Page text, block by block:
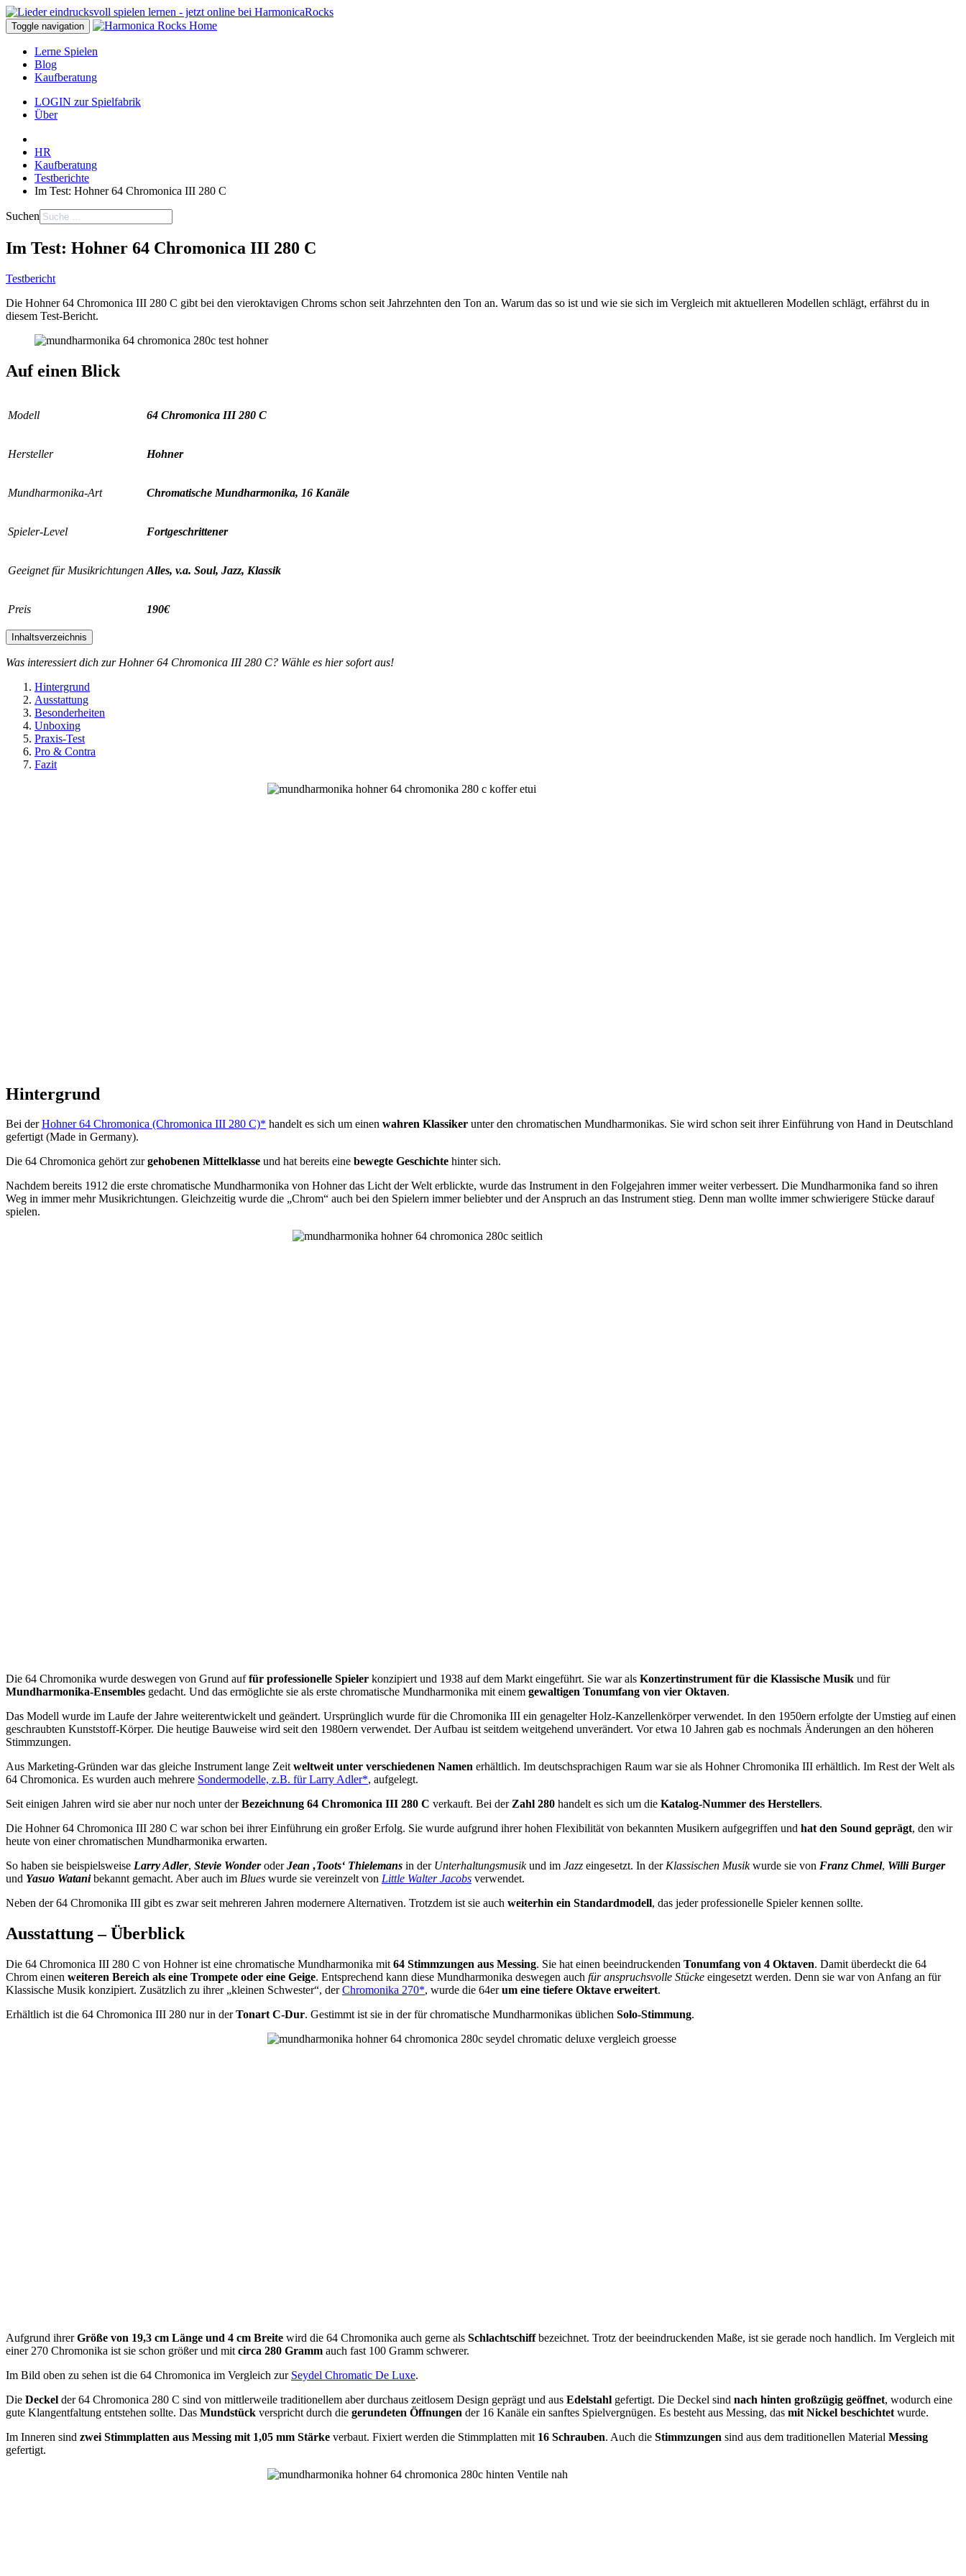
Toggle navigation
Lerne Spielen
Blog
Kaufberatung
LOGIN zur Spielfabrik
Über
HR
Kaufberatung
Testberichte
Im Test: Hohner 64 Chromonica III 280 C
Suchen
Im Test: Hohner 64 Chromonica III 280 C
Testbericht
Die Hohner 64 Chromonica III 280 C gibt bei den vieroktavigen Chroms schon seit Jahrzehnten den Ton an. Warum das so ist und wie sie sich im Vergleich mit aktuelleren Modellen schlägt, erfährst du in
diesem Test-Bericht.
Auf einen Blick
Modell 64 Chromonica III 280 C
Hersteller Hohner
Mundharmonika-Art Chromatische Mundharmonika, 16 Kanäle
Spieler-Level Fortgeschrittener
Geeignet für Musikrichtungen Alles, v.a. Soul, Jazz, Klassik
Preis 190€
Inhaltsverzeichnis
Was interessiert dich zur Hohner 64 Chromonica III 280 C? Wähle es hier sofort aus!
Hintergrund
Ausstattung
Besonderheiten
Unboxing
Praxis-Test
Pro & Contra
Fazit
Hintergrund
Bei derHohner 64 Chromonica (Chromonica III 280 C)* handelt es sich um einen wahren Klassiker unter den chromatischen Mundharmonikas. Sie wird schon seit ihrer Einführung von Hand in Deutschland
gefertigt (Made in Germany).
Die 64 Chromonica gehört zurgehobenen Mittelklasse und hat bereits eine bewegte Geschichte hinter sich.
Nachdem bereits 1912 die erste chromatische Mundharmonika von Hohner das Licht der Welt erblickte, wurde das Instrument in den Folgejahren immer weiter verbessert. Die Mundharmonika fand so ihren
Weg in immer mehr Musikrichtungen. Gleichzeitig wurde die „Chrom“ auch bei den Spielern immer beliebter und der Anspruch an das Instrument stieg. Denn man wollte immer schwierigere Stücke darauf
spielen.
Die 64 Chromonika wurde deswegen von Grund auffür professionelle Spieler konzipiert und 1938 auf dem Markt eingeführt. Sie war als Konzertinstrument für die Klassische Musik und für
Mundharmonika-Ensembles gedacht. Und das ermöglichte sie als erste chromatische Mundharmonika mit einem gewaltigen Tonumfang von vier Oktaven.
Das Modell wurde im Laufe der Jahre weiterentwickelt und geändert. Ursprünglich wurde für die Chromonika III ein genagelter Holz-Kanzellenkörper verwendet. In den 1950ern erfolgte der Umstieg auf einen
geschraubten Kunststoff-Körper. Die heutige Bauweise wird seit den 1980ern verwendet. Der Aufbau ist seitdem weitgehend unverändert. Vor etwa 10 Jahren gab es nochmals Änderungen an den höheren
Stimmzungen.
Aus Marketing-Gründen war das gleiche Instrument lange Zeitweltweit unter verschiedenen Namen erhältlich. Im deutschsprachigen Raum war sie als Hohner Chromonika III erhältlich. Im Rest der Welt als
64 Chromonica. Es wurden auch mehrere Sondermodelle, z.B. für Larry Adler*, aufgelegt.
Seit einigen Jahren wird sie aber nur noch unter derBezeichnung 64 Chromonica III 280 C verkauft. Bei derZahl 280 handelt es sich um die Katalog-Nummer des Herstellers.
Die Hohner 64 Chromonica III 280 C war schon bei ihrer Einführung ein großer Erfolg. Sie wurde aufgrund ihrer hohen Flexibilität von bekannten Musikern aufgegriffen und hat den Sound geprägt, den wir
heute von einer chromatischen Mundharmonika erwarten.
So haben sie beispielsweise Larry Adler, Stevie WonderoderJean ‚Toots‘ Thielemans in der Unterhaltungsmusikund im Jazz eingesetzt. In derKlassischen Musikwurde sie von Franz Chmel, Willi Burger
und Yasuo Watanibekannt gemacht. Aber auch im Blues wurde sie vereinzelt von Little Walter Jacobs verwendet.
Neben der 64 Chromonika III gibt es zwar seit mehreren Jahren modernere Alternativen. Trotzdem ist sie auch weiterhin ein Standardmodell, das jeder professionelle Spieler kennen sollte.
Ausstattung – Überblick
Die 64 Chromonica III 280 C von Hohner ist eine chromatische Mundharmonika mit 64 Stimmzungen aus Messing. Sie hat einen beeindruckenden Tonumfang von 4 Oktaven. Damit überdeckt die 64
Chrom einen weiteren Bereich als eine Trompete oder eine Geige. Entsprechend kann diese Mundharmonika deswegen auch für anspruchsvolle Stücke eingesetzt werden. Denn sie war von Anfang an für
Klassische Musik konzipiert. Zusätzlich zu ihrer „kleinen Schwester“, derChromonika 270*, wurde die 64erum eine tiefere Oktave erweitert.
Erhältlich ist die 64 Chromonica III 280 nur in derTonart C-Dur. Gestimmt ist sie in der für chromatische Mundharmonikas üblichen Solo-Stimmung.
Aufgrund ihrerGröße von 19,3 cm Länge und 4 cm Breite wird die 64 Chromonika auch gerne als Schlachtschiffbezeichnet. Trotz der beeindruckenden Maße, ist sie gerade noch handlich. Im Vergleich mit
einer 270 Chromonika ist sie schon größer und mit circa 280 Gramm auch fast 100 Gramm schwerer.
Im Bild oben zu sehen ist die 64 Chromonica im Vergleich zur Seydel Chromatic De Luxe.
Die Deckel der 64 Chromonica 280 C sind von mittlerweile traditionellem aber durchaus zeitlosem Design geprägt und aus Edelstahl gefertigt. Die Deckel sind nach hinten großzügig geöffnet, wodurch eine
gute Klangentfaltung entstehen sollte. Das Mundstück verspricht durch die gerundeten Öffnungen der 16 Kanäle ein sanftes Spielvergnügen. Es besteht aus Messing, das mit Nickel beschichtet wurde.
Im Inneren sind zwei Stimmplatten aus Messing mit 1,05 mm Stärke verbaut. Fixiert werden die Stimmplatten mit 16 Schrauben. Auch die Stimmzungen sind aus dem traditionellen Material Messing
gefertigt.